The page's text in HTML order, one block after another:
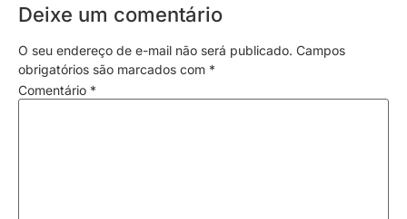
Deixe um comentário
O seu endereço de e-mail não será publicado. Campos
obrigatórios são marcados com *
Comentário *